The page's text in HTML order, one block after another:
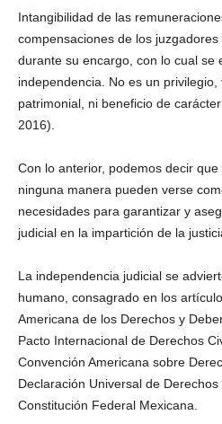
Intangibilidad de las
compensaciones de los
durante su encargo, con lo cual se
independencia. No es un
patrimonial, ni beneficio de
2016).
Con lo anterior, podemos decir
ninguna manera pueden verse
necesidades para garantizar y
judicial en la impartición de la
La independencia judicial se
humano, consagrado en los
Americana de los Derechos y
Pacto Internacional de Derechos
Convención Americana sobre
Declaración Universal de
Constitución Federal Mexicana.